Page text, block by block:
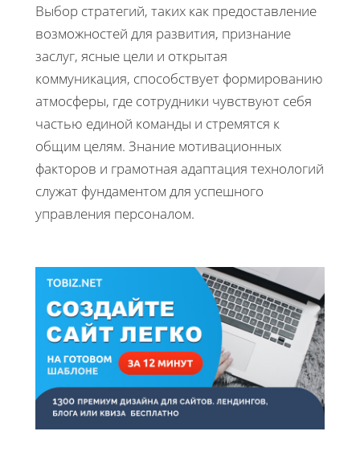
Выбор стратегий, таких как предоставление
возможностей для развития, признание
заслуг, ясные цели и открытая
коммуникация, способствует формированию
атмосферы, где сотрудники чувствуют себя
частью единой команды и стремятся к
общим целям. Знание мотивационных
факторов и грамотная адаптация технологий
служат фундаментом для успешного
управления персоналом.